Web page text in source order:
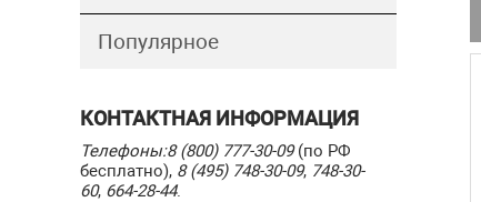
Популярное
КОНТАКТНАЯ ИНФОРМАЦИЯ
Телефоны:8 (800) 777-30-09(по РФ
бесплатно), 8 (495) 748-30-09, 748-30-
60, 664-28-44.